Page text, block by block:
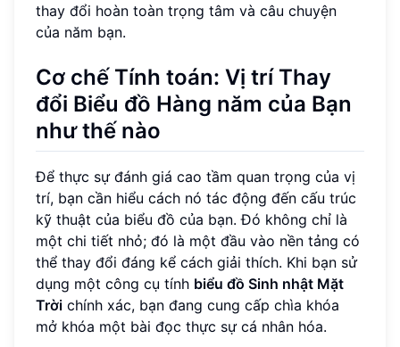
thay đổi hoàn toàn trọng tâm và câu chuyện
của năm bạn.
Cơ chế Tính toán: Vị trí Thay
đổi Biểu đồ Hàng năm của Bạn
như thế nào
Để thực sự đánh giá cao tầm quan trọng của vị
trí, bạn cần hiểu cách nó tác động đến cấu trúc
kỹ thuật của biểu đồ của bạn. Đó không chỉ là
một chi tiết nhỏ; đó là một đầu vào nền tảng có
thể thay đổi đáng kể cách giải thích. Khi bạn sử
dụng một công cụ tính biểu đồ Sinh nhật Mặt
Trời chính xác, bạn đang cung cấp chìa khóa
mở khóa một bài đọc thực sự cá nhân hóa.